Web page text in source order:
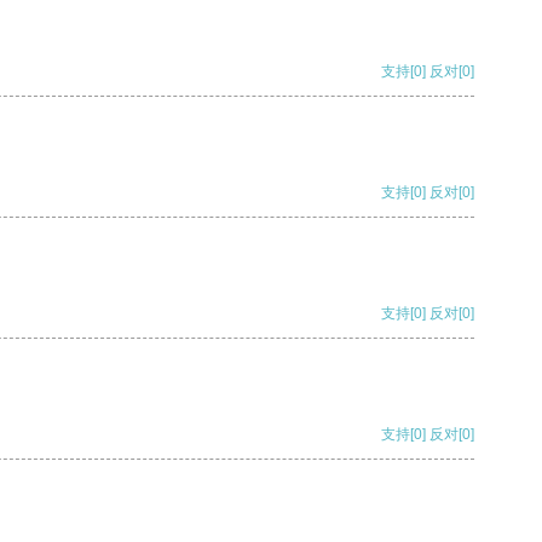
支持[0] 反对[0]
支持[0] 反对[0]
支持[0] 反对[0]
支持[0] 反对[0]